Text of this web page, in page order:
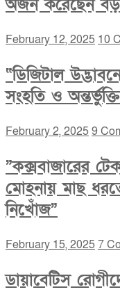
February 12, 2025 10
“ডিজিটাল
সংহতি ও
February 2, 20259
”কক্সবাজারের
মোহনায় মাছ
নিখোঁজ”
February 15, 20257
ডায়াবেটিস